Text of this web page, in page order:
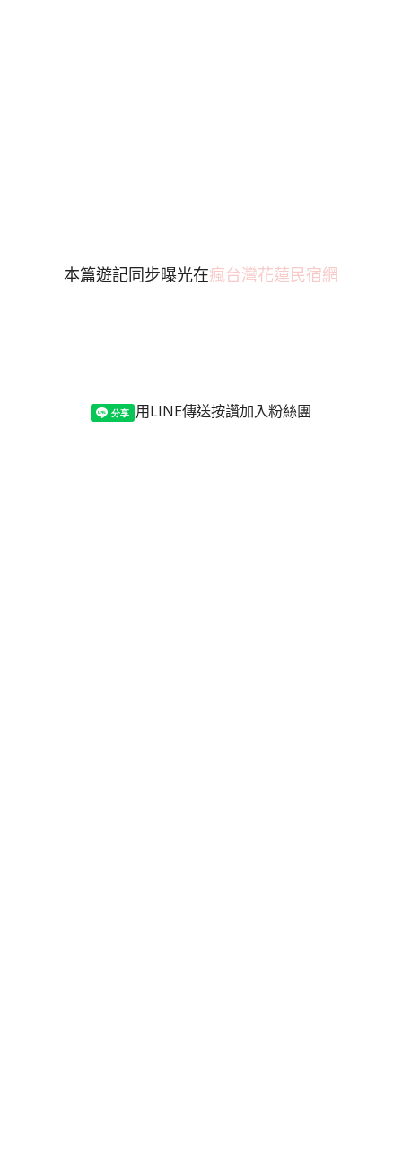
本篇遊記同步曝光在瘋台灣花蓮民宿網
用LINE傳送按讚加入粉絲團